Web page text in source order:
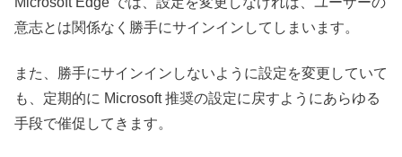
意志とは関係なく勝手にサインインしてしまいます。
また、勝手にサインインしないように設定を変更していて
も、定期的に Microsoft 推奨の設定に戻すようにあらゆる
手段で催促してきます。